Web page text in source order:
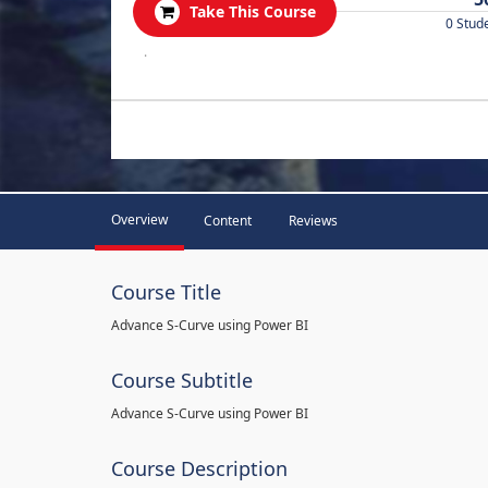
Take This Course
0
.
Overview Content Reviews
Course Title
Advance S-Curve using Power BI
Course Subtitle
Advance S-Curve using Power BI
Course Description